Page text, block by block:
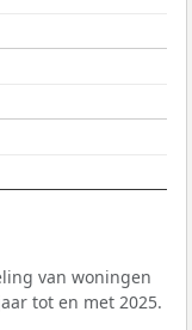
van woningen
tot en met 2025.